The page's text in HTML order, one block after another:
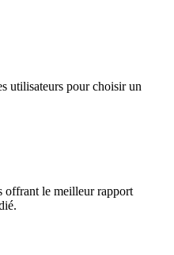
utilisateurs pour choisir un
offrant le meilleur rapport